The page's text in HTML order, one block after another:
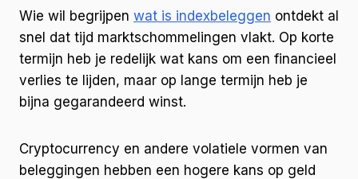
Wie wil begrijpen wat is indexbeleggen ontdekt al
snel dat tijd marktschommelingen vlakt. Op korte
termijn heb je redelijk wat kans om een financieel
verlies te lijden, maar op lange termijn heb je
bijna gegarandeerd winst.
Cryptocurrency en andere volatiele vormen van
beleggingen hebben een hogere kans op geld